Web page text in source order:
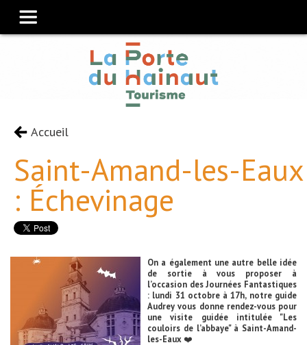
Accueil
Saint-Amand-les-Eaux
: Échevinage
On a également une autre belle idée
de sortie à vous proposer à
l’occasion des Journées Fantastiques
: lundi 31 octobre à 17h, notre guide
Audrey vous donne rendez-vous pour
une visite guidée intitulée "Les
couloirs de l’abbaye" à Saint-Amand-
les-Eaux ❤️